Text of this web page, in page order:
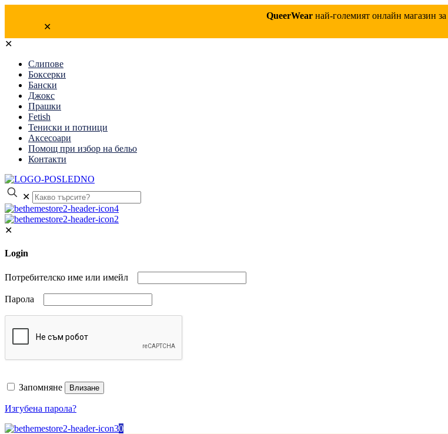
QueerWear най-големият онлайн магазин
✕
✕
Слипове
Боксерки
Бански
Джокс
Прашки
Fetish
Тениски и потници
Аксесоари
Помощ при избор на бельо
Контакти
✕
✕
Login
Потребителско име или имейл
Парола
Запомняне Влизане
Изгубена парола?
0